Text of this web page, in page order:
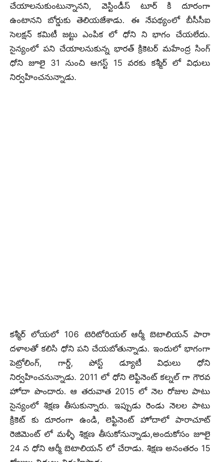
చేయాలనుకుంటున్నానని, వెస్టిండీస్ టూర్ కి దూరంగా
ఉంటానని బోర్డుకు తెలియజేశాడు. ఈ నేపథ్యంలో బీసీసీఐ
సెలక్షన్ కమిటీ జట్టు ఎంపిక లో ధోని ని భాగం చేయలేదు.
సైన్యంలో పని చేయాలనుకున్న భారత్ క్రికెటర్ మహేంద్ర సింగ్
ధోని జూలై 31 నుంచి ఆగస్ట్ 15 వరకు కశ్మీర్ లో విధులు
నిర్వహించనున్నాడు.
కశ్మీర్ లోయలో 106 టెరిటోరియల్ ఆర్మీ బెటాలియన్ పారా
దళాలతో కలిసి ధోని పని చేయబోతున్నాడు. ఇందులో భాగంగా
పెట్రోలింగ్, గార్డ్, పోస్ట్ డ్యూటీ విధులు ధోని
నిర్వహించనున్నాడు. 2011 లో ధోని లెఫ్టినెంట్ కల్నల్ గా గౌరవ
హోదా పొందారు. ఆ తరువాత 2015 లో నెల రోజుల పాటు
సైన్యంలో శిక్షణ తీసుకున్నారు. ఇప్పుడు రెండు నెలల పాటు
క్రికెట్ కు దూరంగా ఉండి, లెఫ్టినెంట్ హోదాలో పారాచూట్
రెజిమెంట్ లో మళ్ళీ శిక్షణ తీసుకోనున్నాడు,అందుకోసం జూలై
24 న ధోని ఆర్మీ బెటాలియన్ లో చేరాడు. శిక్షణ అనంతరం 15